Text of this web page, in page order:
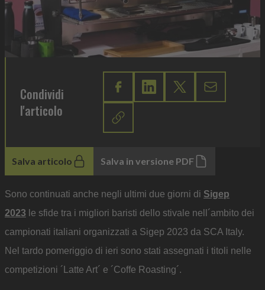
Condividi
l'articolo
Salva articolo Salva in versione PDF
Sono continuati anche negli ultimi due giorni di Sigep
2023 le sfide tra i migliori baristi dello stivale nell´ambito dei
campionati italiani organizzati a Sigep 2023 da SCA Italy.
Nel tardo pomeriggio di ieri sono stati assegnati i titoli nelle
competizioni ´Latte Art´ e ´Coffe Roasting´.